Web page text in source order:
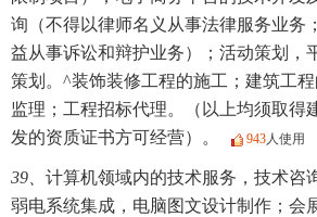
询（不得以律师名义从事法律服务业务
益从事诉讼和辩护业务）；活动策划，
策划。^装饰装修工程的施工；建筑工
监理；工程招标代理。（以上均须取得
发的资质证书方可经营）。
943人使用
39、 计算机领域内的技术服务，技术咨
弱电系统集成，电脑图文设计制作；会